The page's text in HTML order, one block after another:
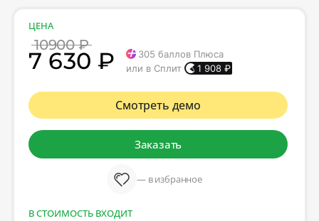
ЦЕНА
10900 ₽
7 630 ₽ 305 баллов Плюса
или в Сплит
1 908 ₽
Смотреть демо
Заказать
— в избранное
В СТОИМОСТЬ ВХОДИТ